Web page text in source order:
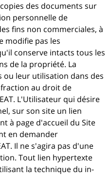
des documents sur
personnelle de
fins non commerciales, à
modifie pas les
conserve intacts tous les
de la propriété. La
leur utilisation dans des
au droit de
L'Utilisateur qui désire
sur son site un lien
à page d'accueil du Site
en demander
Il ne s'agira pas d'une
Tout lien hypertexte
la technique du in-